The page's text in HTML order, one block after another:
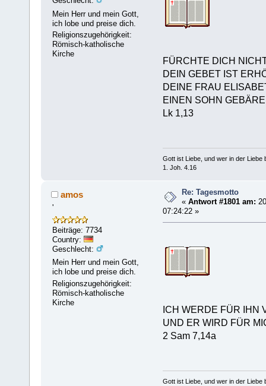
Mein Herr und mein Gott,
ich lobe und preise dich.
Religionszugehörigkeit:
Römisch-katholische
Kirche
FÜRCHTE DICH
DEIN GEBET IST
DEINE FRAU
EINEN SOHN
Lk 1,13
Gott ist Liebe, und wer in der Liebe
1. Joh. 4.16
amos
'
Beiträge: 7734
Country:
Geschlecht:
Mein Herr und mein Gott,
ich lobe und preise dich.
Religionszugehörigkeit:
Römisch-katholische
Kirche
Re: Tagesmotto
«Antwort #1801 am:
07:24:22 »
ICH WERDE FÜR IHN
UND ER WIRD FÜR
2 Sam 7,14a
Gott ist Liebe, und wer in der Liebe